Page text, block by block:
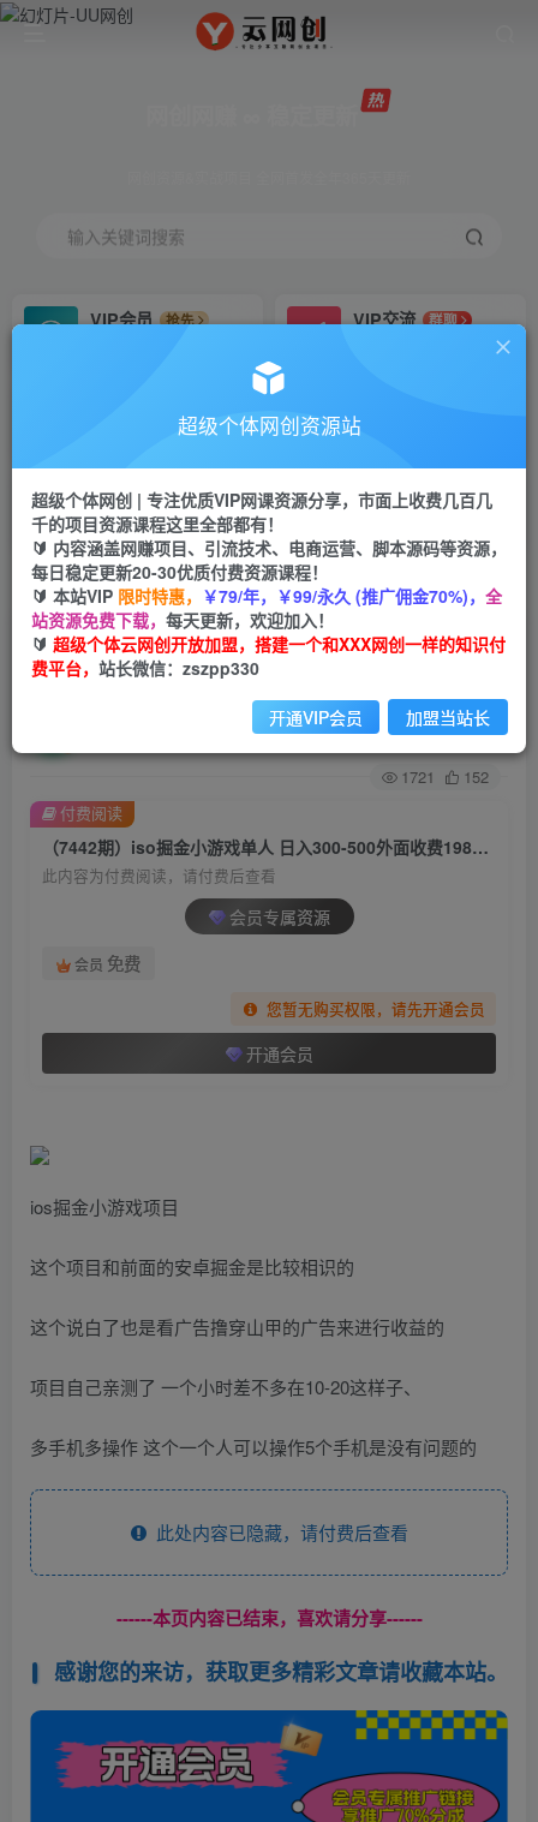
输入关键词搜索
VIP会员
抢先
VIP交流
群聊
研究探讨更多创业项目路子。
会员专属推广链接
招募站长
挂机
项目
脚本卡密
APP下载
GO
首页 创业课程 会员专属 正文
（7442期）iso掘金小游戏单人 日入300-500外面
收费1980的项目【揭秘】
关注 私信
1721 152
（7442期）iso掘金小游戏单人 日入300-500外面收费1980的项目【揭秘】
此内容为付费阅读，请付费后查看
会员专属资源
会员 免费
您暂无购买权限，请先开通会员
开通会员
付费阅读
ios掘金小游戏项目
这个项目和前面的安卓掘金是比较相识的
这个说白了也是看广告撸穿山甲的广告来进行收益的
项目自己亲测了 一个小时差不多在10-20这样子、
多手机多操作 这个一个人可以操作5个手机是没有问题的
此处内容已隐藏，请付费后查看
------本页内容已结束，喜欢请分享------
感谢您的来访，获取更多精彩文章请收藏本站。
超级个体网创资源站
超级个体网创 | 专注优质VIP网课资源分享，市面上收费几百几
千的项目资源课程这里全部都有！
🔰 内容涵盖网赚项目、引流技术、电商运营、脚本源码等资源，
每日稳定更新20-30优质付费资源课程！
🔰 本站VIP 限时特惠， ￥79/年，￥99/永久 (推广佣金70%)， 全
站资源免费下载， 每天更新，欢迎加入！
🔰 超级个体云网创开放加盟，搭建一个和XXX网创一样的知识付
费平台， 站长微信：zszpp330
开通VIP会员 加盟当站长